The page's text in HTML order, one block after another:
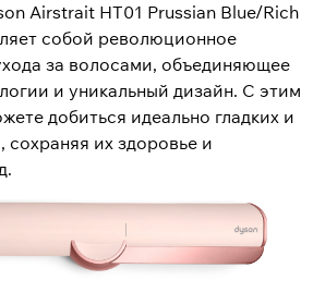
Airstrait HT01 Prussian Blue/Rich
собой революционное
за волосами, объединяющее
и уникальный дизайн. С этим
добиться идеально гладких и
сохраняя их здоровье и